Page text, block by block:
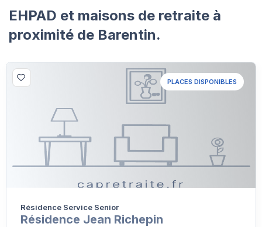
EHPAD et maisons de retraite à
proximité de Barentin.
PLACES DISPONIBLES
Résidence Service Senior
Résidence Jean Richepin